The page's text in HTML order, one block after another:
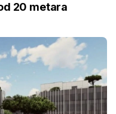
20 metara